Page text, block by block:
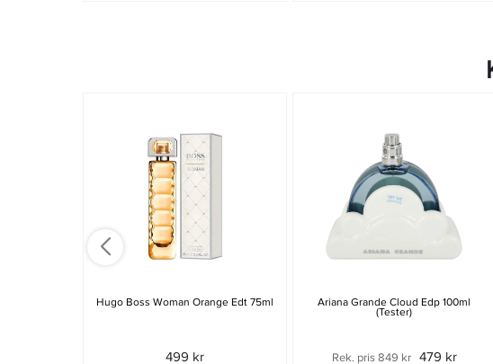
Hugo Boss Woman Orange Edt 75ml
499 kr
Ariana Grande Cloud Edp 100ml
(Tester)
Rek. pris 849 kr 479 kr